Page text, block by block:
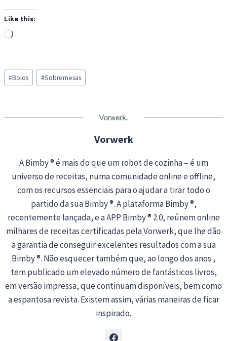
Like this:
L
d
i
g
Post
Tags:
#Bolos #Sobremesas
Vorwerk
A Bimby ® é mais do que um robot de cozinha – é um
universo de receitas, numa comunidade online e offline,
com os recursos essenciais para o ajudar a tirar todo o
partido da sua Bimby ®. A plataforma Bimby ®,
recentemente lançada, e a APP Bimby ® 2.0, reúnem online
milhares de receitas certificadas pela Vorwerk, que lhe dão
a garantia de conseguir excelentes resultados com a sua
Bimby ®. Não esquecer também que, ao longo dos anos ,
tem publicado um elevado número de fantásticos livros,
em versão impressa, que continuam disponíveis, bem como
a espantosa revista. Existem assim, várias maneiras de ficar
inspirado.